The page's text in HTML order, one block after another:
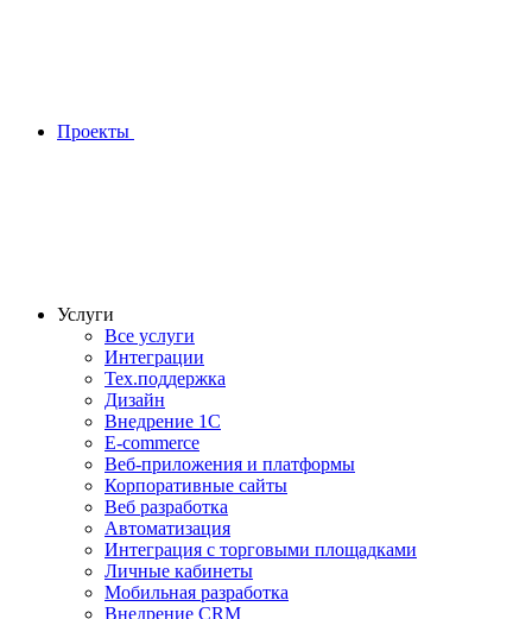
Проекты
Услуги
Все услуги
Интеграции
Тех.поддержка
Дизайн
Внедрение 1С
E-commerce
Веб-приложения и платформы
Корпоративные сайты
Веб разработка
Автоматизация
Интеграция с торговыми площадками
Личные кабинеты
Мобильная разработка
Внедрение CRM